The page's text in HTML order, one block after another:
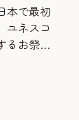
本で最初
ユネスコ
るお祭り
重要文
価値が
や博多人